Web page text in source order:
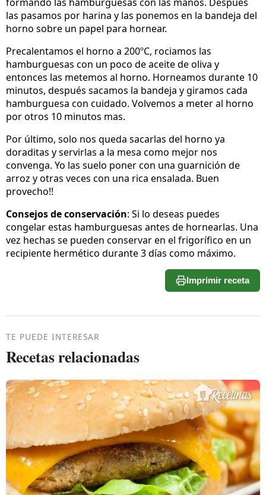
las pasamos por harina y las ponemos en la bandeja del
horno sobre un papel para hornear.
Precalentamos el horno a 200ºC, rociamos las
hamburguesas con un poco de aceite de oliva y
entonces las metemos al horno. Horneamos durante 10
minutos, después sacamos la bandeja y giramos cada
hamburguesa con cuidado. Volvemos a meter al horno
por otros 10 minutos mas.
Por último, solo nos queda sacarlas del horno ya
doraditas y servirlas a la mesa como mejor nos
convenga. Yo las suelo poner con una guarnición de
arroz y otras veces con una rica ensalada. Buen
provecho!!
Consejos de conservación: Si lo deseas puedes
congelar estas hamburguesas antes de hornearlas. Una
vez hechas se pueden conservar en el frigorífico en un
recipiente hermético durante 3 días como máximo.
Imprimir receta
TE PUEDE INTERESAR
Recetas relacionadas